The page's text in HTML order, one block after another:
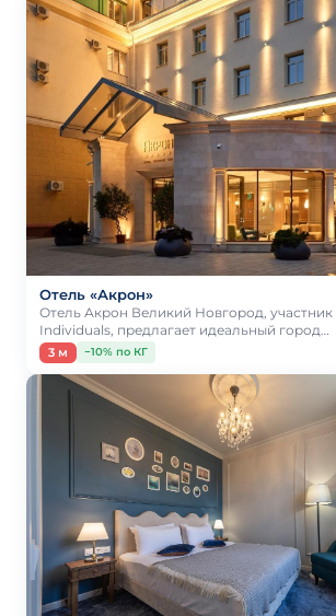
Отель «Акрон»
Отель Акрон Великий Новгород, участник
Individuals, предлагает идеальный город…
3 м −10% по КГ